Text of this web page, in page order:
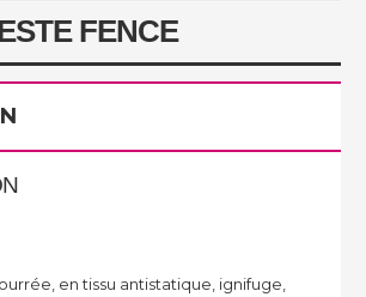
FENCE
en tissu antistatique, ignifuge,